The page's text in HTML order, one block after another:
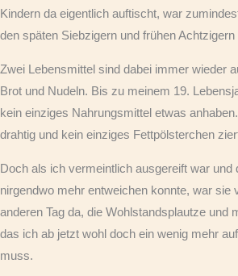
Kindern da eigentlich auftischt, war
den späten Siebzigern und frühen Achtzigern
Zwei Lebensmittel sind dabei immer wieder
Brot und Nudeln. Bis zu meinem 19.
kein einziges Nahrungsmittel etwas
drahtig und kein einziges Fettpölsterchen
Doch als ich vermeintlich ausgereift war und
nirgendwo mehr entweichen konnte, war sie
anderen Tag da, die Wohlstandsplautze und
das ich ab jetzt wohl doch ein wenig mehr
muss.